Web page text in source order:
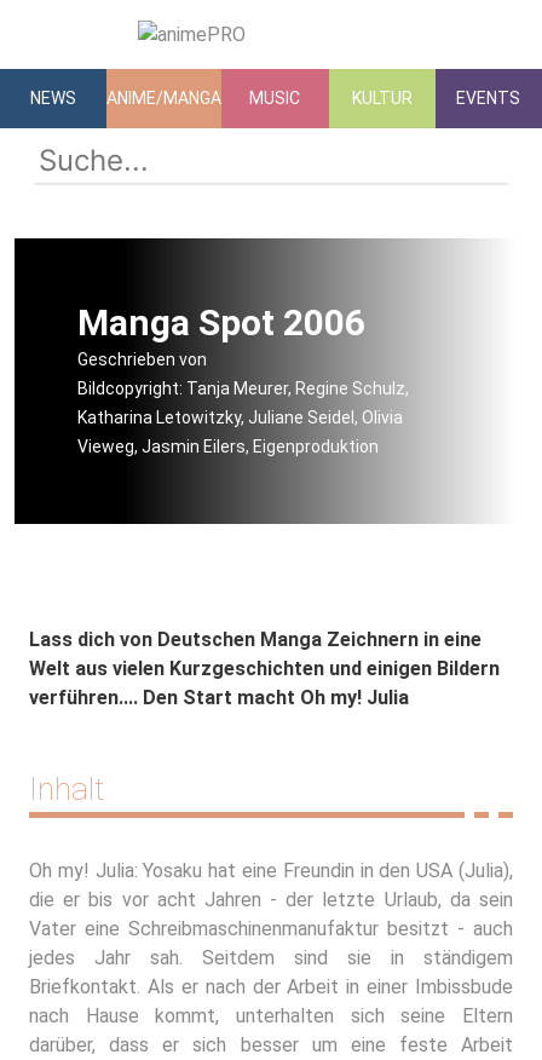
NEWS ANIME/MANGA MUSIC KULTUR EVENTS
Manga Spot 2006
Geschrieben von
Bildcopyright: Tanja Meurer, Regine Schulz,
Katharina Letowitzky, Juliane Seidel, Olivia
Vieweg, Jasmin Eilers, Eigenproduktion
Lass dich von Deutschen Manga Zeichnern in eine
Welt aus vielen Kurzgeschichten und einigen Bildern
verführen.... Den Start macht Oh my! Julia
Inhalt
Oh my! Julia: Yosaku hat eine Freundin in den USA (Julia),
die er bis vor acht Jahren - der letzte Urlaub, da sein
Vater eine Schreibmaschinenmanufaktur besitzt - auch
jedes Jahr sah. Seitdem sind sie in ständigem
Briefkontakt. Als er nach der Arbeit in einer Imbissbude
nach Hause kommt, unterhalten sich seine Eltern
darüber, dass er sich besser um eine feste Arbeit